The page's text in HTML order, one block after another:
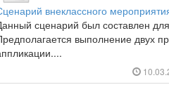
внеклассного
сценарий был составлен
выполнение двух